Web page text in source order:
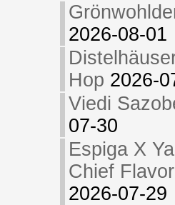
2026-08-01
Hop 2026-
Viedi
07-30
Espiga X
Chief
2026-07-29